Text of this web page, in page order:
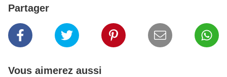
Partager
Vous aimerez aussi